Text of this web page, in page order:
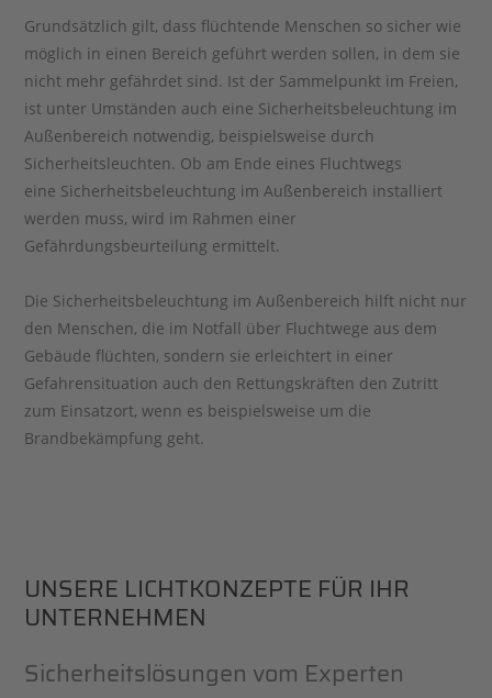
Grundsätzlich gilt, dass flüchtende Menschen so sicher wie
möglich in einen Bereich geführt werden sollen, in dem sie
nicht mehr gefährdet sind. Ist der Sammelpunkt im Freien,
ist unter Umständen auch eine Sicherheitsbeleuchtung im
Außenbereich notwendig, beispielsweise durch
Sicherheitsleuchten. Ob am Ende eines Fluchtwegs
eine Sicherheitsbeleuchtung im Außenbereich installiert
werden muss, wird im Rahmen einer
Gefährdungsbeurteilung ermittelt.
Die Sicherheitsbeleuchtung im Außenbereich hilft nicht nur
den Menschen, die im Notfall über Fluchtwege aus dem
Gebäude flüchten, sondern sie erleichtert in einer
Gefahrensituation auch den Rettungskräften den Zutritt
zum Einsatzort, wenn es beispielsweise um die
Brandbekämpfung geht.
UNSERE LICHTKONZEPTE FÜR IHR
UNTERNEHMEN
Sicherheitslösungen vom Experten